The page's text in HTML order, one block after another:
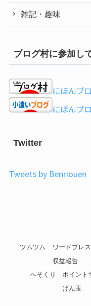
雑記・趣味
ブログ村に参加し
にほんブ
にほんブ
Twitter
Tweets by Benriouen
ツムツム
ワードプレス
収益報告
へそくり
ポイント
げん玉